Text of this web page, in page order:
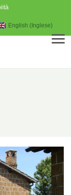
English (Inglese)